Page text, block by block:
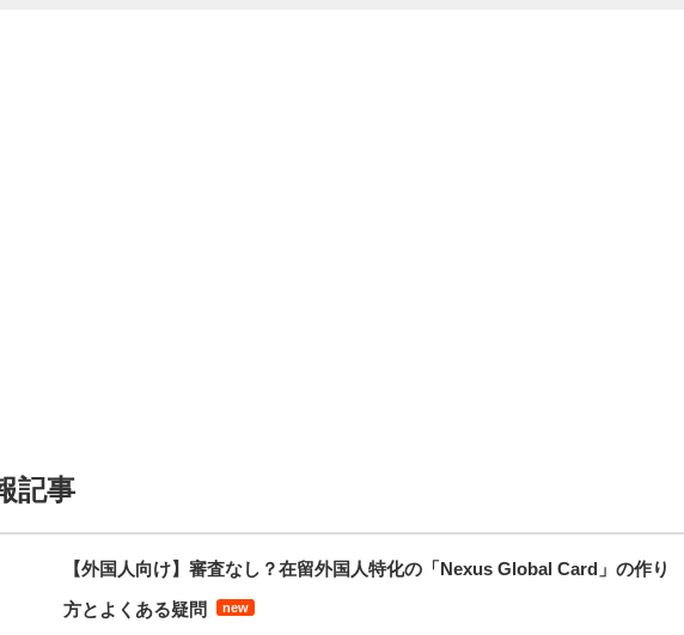
記事
【外国人向け】審査なし？在留外国人特化の「Nexus Global Card」の作り
方とよくある疑問
new